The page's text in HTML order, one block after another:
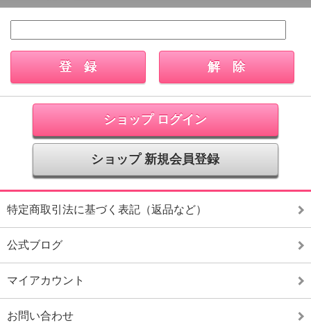
ショップ ログイン
ショップ 新規会員登録
特定商取引法に基づく表記（返品など）
公式ブログ
マイアカウント
お問い合わせ